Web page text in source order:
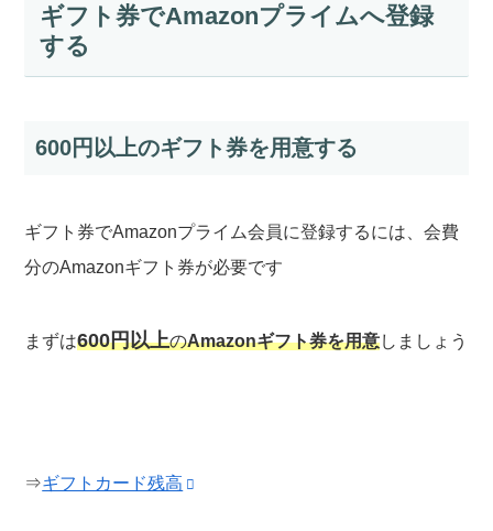
ギフト券でAmazonプライムへ登録
する
600円以上のギフト券を用意する
ギフト券でAmazonプライム会員に登録するには、会費
分のAmazonギフト券が必要です
まずは600円以上のAmazonギフト券を用意しましょう
⇒ギフトカード残高